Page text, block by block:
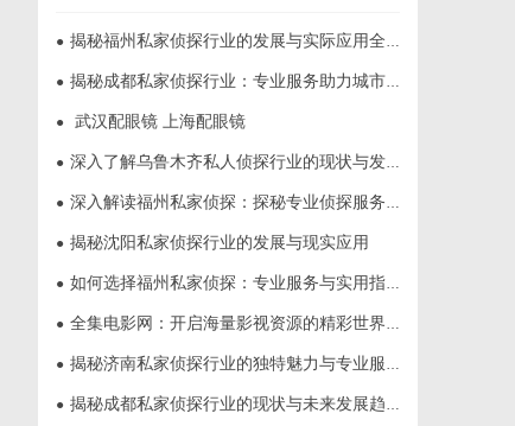
● 揭秘福州私家侦探行业的发展与实际应用全解析
● 揭秘成都私家侦探行业：专业服务助力城市安宁
● 武汉配眼镜 上海配眼镜
● 深入了解乌鲁木齐私人侦探行业的现状与发展趋势
● 深入解读福州私家侦探：探秘专业侦探服务的魅力与实用价值
● 揭秘沈阳私家侦探行业的发展与现实应用
● 如何选择福州私家侦探：专业服务与实用指南详解
● 全集电影网：开启海量影视资源的精彩世界体验
● 揭秘济南私家侦探行业的独特魅力与专业服务
● 揭秘成都私家侦探行业的现状与未来发展趋势